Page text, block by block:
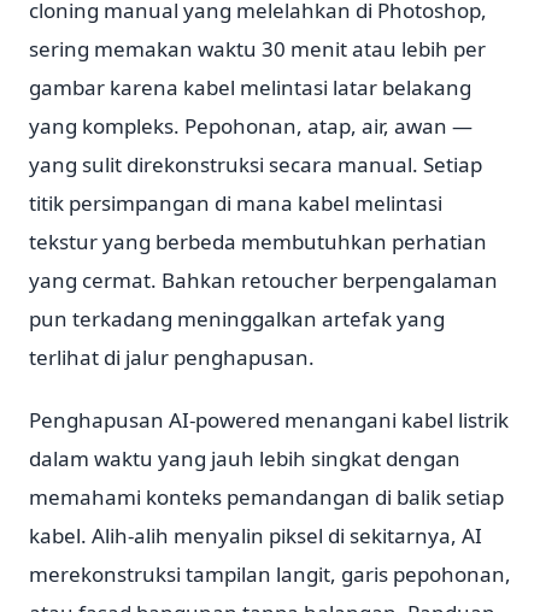
cloning manual yang melelahkan di Photoshop,
sering memakan waktu 30 menit atau lebih per
gambar karena kabel melintasi latar belakang
yang kompleks. Pepohonan, atap, air, awan —
yang sulit direkonstruksi secara manual. Setiap
titik persimpangan di mana kabel melintasi
tekstur yang berbeda membutuhkan perhatian
yang cermat. Bahkan retoucher berpengalaman
pun terkadang meninggalkan artefak yang
terlihat di jalur penghapusan.
Penghapusan AI-powered menangani kabel listrik
dalam waktu yang jauh lebih singkat dengan
memahami konteks pemandangan di balik setiap
kabel. Alih-alih menyalin piksel di sekitarnya, AI
merekonstruksi tampilan langit, garis pepohonan,